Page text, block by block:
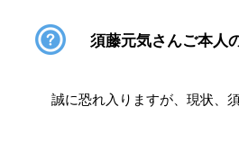
須藤元気さんご本人
誠に恐れ入りますが、現状、